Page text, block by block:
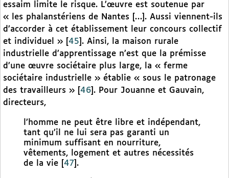
essaim limite le risque. L’œuvre est soutenue par
« les phalanstériens de Nantes […]. Aussi viennent-ils
d’accorder à cet établissement leur concours collectif
et individuel »
45 . Ainsi, la maison rurale
industrielle d’apprentissage n’est que la prémisse
d’une œuvre sociétaire plus large, la « ferme
sociétaire industrielle » établie « sous le patronage
des travailleurs »
46 . Pour Jouanne et Gauvain,
directeurs,
l’homme ne peut être libre et indépendant,
tant qu’il ne lui sera pas garanti un
minimum suffisant en nourriture,
vêtements, logement et autres nécessités
de la vie
47 .